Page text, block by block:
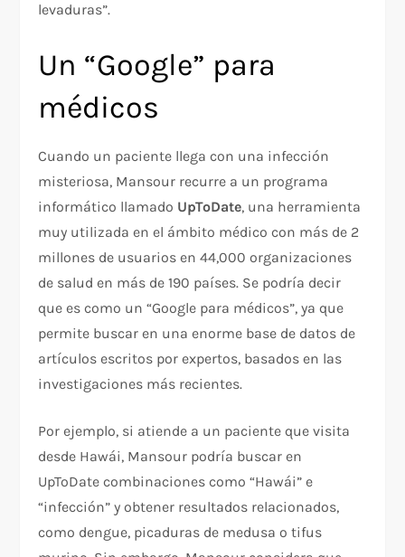
levaduras”.
Un “Google” para
médicos
Cuando un paciente llega con una infección
misteriosa, Mansour recurre a un programa
informático llamado UpToDate, una herramienta
muy utilizada en el ámbito médico con más de 2
millones de usuarios en 44,000 organizaciones
de salud en más de 190 países. Se podría decir
que es como un “Google para médicos”, ya que
permite buscar en una enorme base de datos de
artículos escritos por expertos, basados en las
investigaciones más recientes.
Por ejemplo, si atiende a un paciente que visita
desde Hawái, Mansour podría buscar en
UpToDate combinaciones como “Hawái” e
“infección” y obtener resultados relacionados,
como dengue, picaduras de medusa o tifus